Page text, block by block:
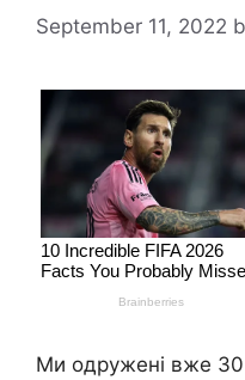
September 11, 2022
Ми одружені вже